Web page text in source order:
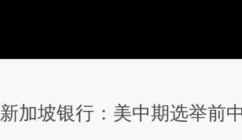
新加坡银行：美中期选举前